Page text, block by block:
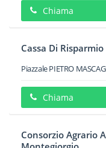
Chiama
Cassa Di
Piazzale PIETRO
Chiama
Consorzio Agrario